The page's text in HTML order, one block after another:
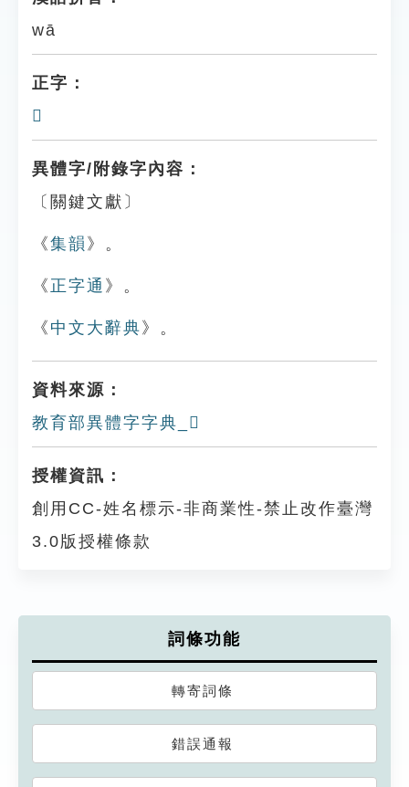
wā
正字：
𣢉
異體字/附錄字內容：
〔關鍵文獻〕
《集韻 》。
《 正字通 》。
《 中文大辭典 》。
資料來源：
教育部異體字字典_𣢚
授權資訊：
創用CC-姓名標示-非商業性-禁止改作臺灣
3.0版授權條款
詞條功能
轉寄詞條
錯誤通報